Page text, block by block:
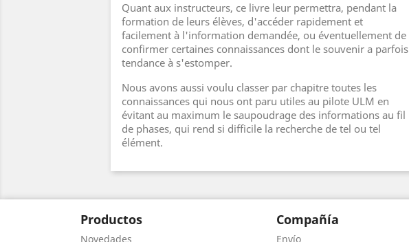
Quant aux instructeurs, ce livre leur permettra, pendant la
formation de leurs élèves, d'accéder rapidement et
facilement à l'information demandée, ou éventuellement de
confirmer certaines connaissances dont le souvenir a parfois
tendance à s'estomper.
Nous avons aussi voulu classer par chapitre toutes les
connaissances qui nous ont paru utiles au pilote ULM en
évitant au maximum le saupoudrage des informations au fil
de phases, qui rend si difficile la recherche de tel ou tel
élément.
Productos
Novedades
Compañía
Envío